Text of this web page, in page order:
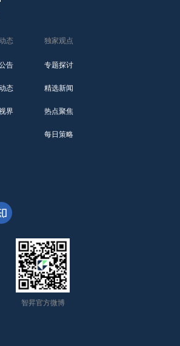
态
告
态
界
独家观点
专题探讨
精选新闻
热点聚焦
每日策略
智昇官方微博